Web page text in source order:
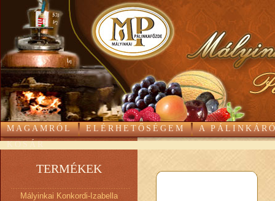
MAGAMRÓL ELÉRHETŐSÉGEM
A
KOSÁR
TERMÉKEK
Mályinkai Konkordi-Izabella